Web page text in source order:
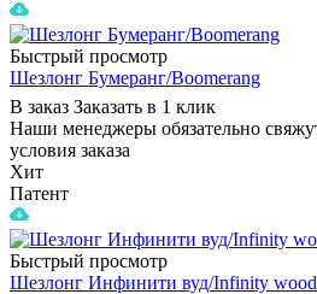
Быстрый просмотр
Шезлонг Бумеранг/Boomerang
В заказ Заказать в 1 клик
Наши менеджеры обязательно
условия заказа
Хит
Патент
Быстрый просмотр
Шезлонг Инфинити вуд/Infinity wood